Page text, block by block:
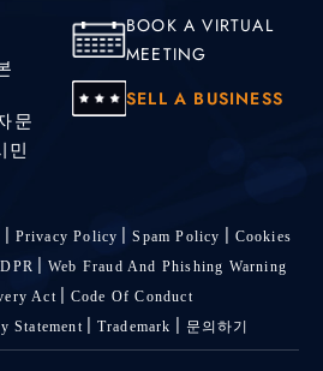
문
민
BOOK A VIRTUAL
MEETING
SELL A BUSINESS
Privacy Policy Spam Policy
Cookies
Web Fraud And Phishing Warning
Act
Code Of Conduct
Statement
Trademark 문의하기